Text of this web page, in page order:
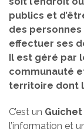
publics et
des
effectuer ses
Il est géré par
communauté
territoire dont
C’est un
l’information et